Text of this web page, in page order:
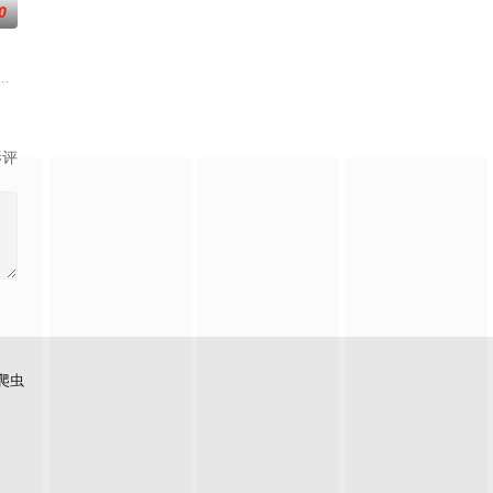
王真的很糟糕！我要向他复仇！
地遴选十二山海神兽为十二秩序祀神，各携本命宿命玉佩身负镇守两界
友们，他们在日常琐事中脑洞大开，以充满趣味的方式应对生活琐事或难
而遭人暗算，残魂沉睡万年之后，在天运大陆南云帝国有名的“废物牧云”身
虫